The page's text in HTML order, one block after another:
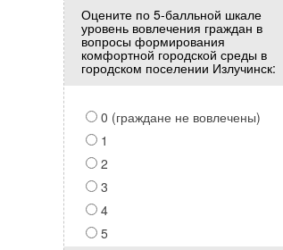
Оцените по 5-балльной шкале
уровень вовлечения граждан в
вопросы формирования
комфортной городской среды в
городском поселении Излучинск:
0 (граждане не вовлечены)
1
2
3
4
5